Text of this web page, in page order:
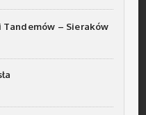
Tandemów – Sieraków